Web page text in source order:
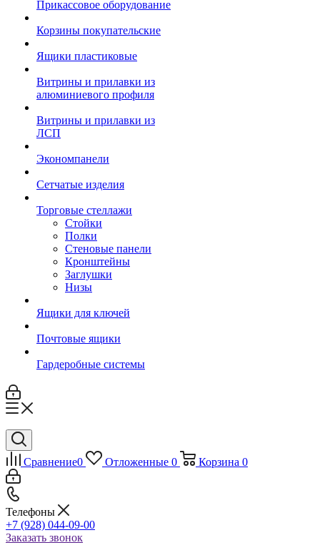
Прикассовое оборудование
Корзины покупательские
Ящики пластиковые
Витрины и прилавки из
алюминиевого профиля
Витрины и прилавки из
ЛСП
Экономпанели
Сетчатые изделия
Торговые стеллажи
Стойки
Полки
Стеновые панели
Кронштейны
Заглушки
Низы
Ящики для ключей
Почтовые ящики
Гардеробные системы
Сравнение0 Отложенные 0 Корзина 0
Телефоны
+7 (928) 044-09-00
Заказать звонок